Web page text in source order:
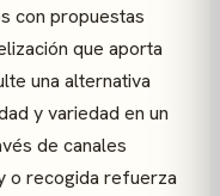
con propuestas
que aporta
una alternativa
y variedad en un
de canales
o recogida refuerza